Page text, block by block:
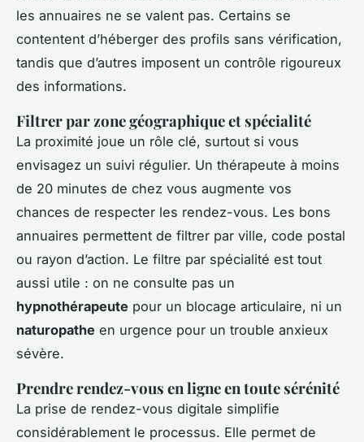
les annuaires ne se valent pas. Certains se
contentent d’héberger des profils sans vérification,
tandis que d’autres imposent un contrôle rigoureux
des informations.
Filtrer par zone géographique et spécialité
La proximité joue un rôle clé, surtout si vous
envisagez un suivi régulier. Un thérapeute à moins
de 20 minutes de chez vous augmente vos
chances de respecter les rendez-vous. Les bons
annuaires permettent de filtrer par ville, code postal
ou rayon d’action. Le filtre par spécialité est tout
aussi utile : on ne consulte pas un
hypnothérapeute pour un blocage articulaire, ni un
naturopathe en urgence pour un trouble anxieux
sévère.
Prendre rendez-vous en ligne en toute sérénité
La prise de rendez-vous digitale simplifie
considérablement le processus. Elle permet de